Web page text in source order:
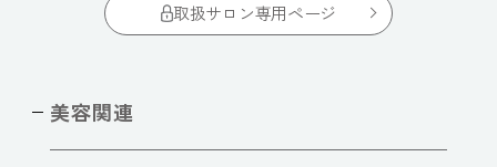
取扱サロン専用ページ
美容関連